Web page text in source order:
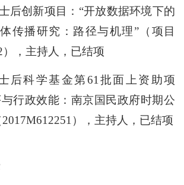
后创新项目：“开放数据环境下的
传播研究：路径与机理”（项目
），主持人，已结项
后科学基金第61批面上资助项
与行政效能：南京国民政府时期公
2017M612251 ），主持人，已结项